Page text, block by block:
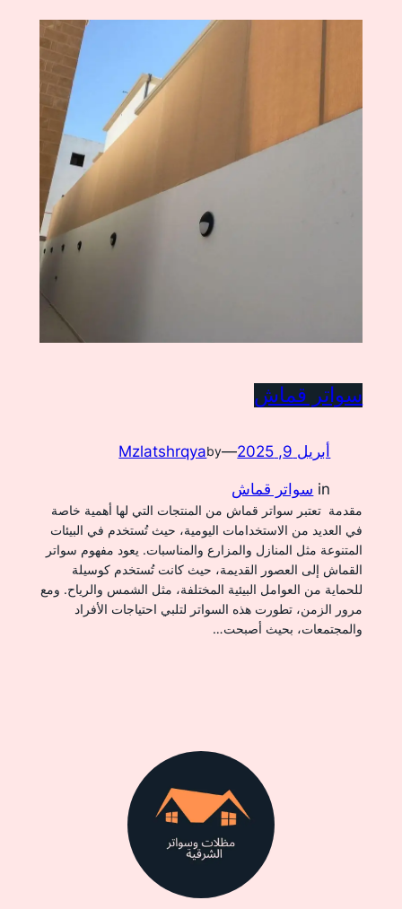
سواتر قماش
أبريل 9, 2025 —
by
Mzlatshrqya
in سواتر قماش
مقدمة تعتبر سواتر قماش من المنتجات التي لها أهمية خاصة
في العديد من الاستخدامات اليومية، حيث تُستخدم في البيئات
المتنوعة مثل المنازل والمزارع والمناسبات. يعود مفهوم سواتر
القماش إلى العصور القديمة، حيث كانت تُستخدم كوسيلة
للحماية من العوامل البيئية المختلفة، مثل الشمس والرياح. ومع
مرور الزمن، تطورت هذه السواتر لتلبي احتياجات الأفراد
والمجتمعات، بحيث أصبحت…